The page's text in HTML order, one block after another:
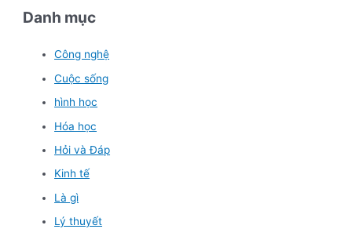
Danh mục
Công nghệ
Cuộc sống
hình học
Hóa học
Hỏi và Đáp
Kinh tế
Là gì
Lý thuyết